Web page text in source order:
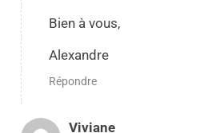
Bien à vous,
Alexandre
Répondre
Viviane